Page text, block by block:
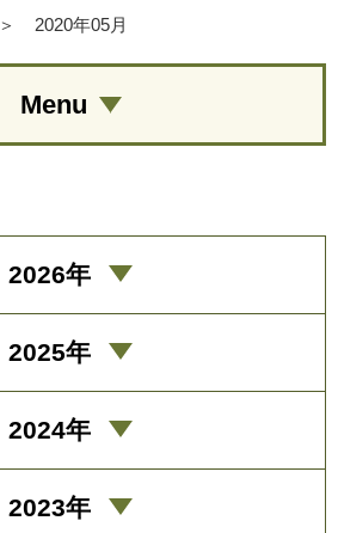
＞ 2020年05月
Menu
2026年
2025年
2024年
2023年